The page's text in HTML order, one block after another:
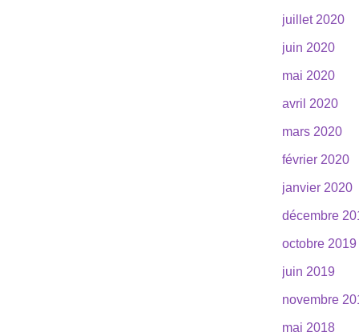
juillet 2020
juin 2020
mai 2020
avril 2020
mars 2020
février 2020
janvier 2020
décembre
octobre 2019
juin 2019
novembre
mai 2018